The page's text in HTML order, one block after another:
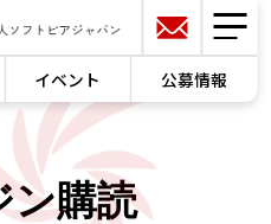
イベント 公募情報
ン購読